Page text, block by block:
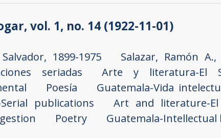
vol. 1, no. 14 (1922-11-01)
1899-1975 Salazar, Ramón A.,
seriadas
Arte y literatura-El
Poesía Guatemala-Vida
publications
Art and literature-El
Poetry Guatemala-